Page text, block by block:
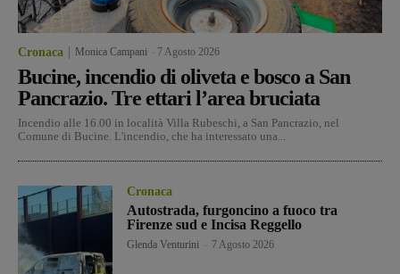
Cronaca Monica Campani 7 Agosto 2026
Bucine, incendio di oliveta e bosco a San
Pancrazio. Tre ettari l’area bruciata
Incendio alle 16.00 in località Villa Rubeschi, a San Pancrazio, nel
Comune di Bucine. L'incendio, che ha interessato una...
Cronaca
Autostrada, furgoncino a fuoco tra
Firenze sud e Incisa Reggello
Glenda Venturini 7 Agosto 2026